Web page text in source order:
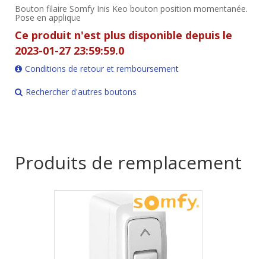
Bouton filaire Somfy Inis Keo bouton position momentanée.
Pose en applique
Ce produit n'est plus disponible depuis le
2023-01-27 23:59:59.0
Conditions de retour et remboursement
Rechercher d'autres boutons
Produits de remplacement